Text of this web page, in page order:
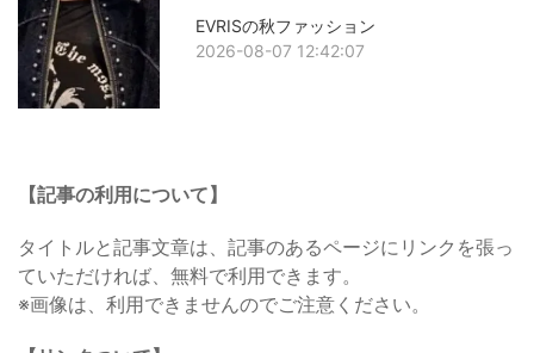
EVRISの秋ファッション
2026-08-07 12:42:07
【記事の利用について】
タイトルと記事文章は、記事のあるページにリンクを張っ
ていただければ、無料で利用できます。
※画像は、利用できませんのでご注意ください。